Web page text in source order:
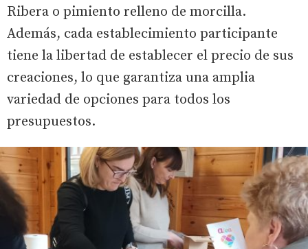
Ribera o pimiento relleno de morcilla.
Además, cada establecimiento participante
tiene la libertad de establecer el precio de sus
creaciones, lo que garantiza una amplia
variedad de opciones para todos los
presupuestos.